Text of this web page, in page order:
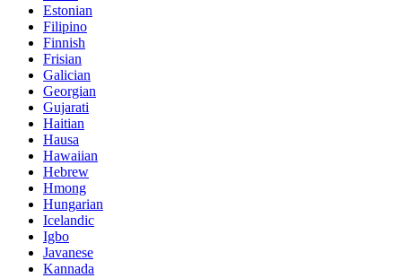
Estonian
Filipino
Finnish
Frisian
Galician
Georgian
Gujarati
Haitian
Hausa
Hawaiian
Hebrew
Hmong
Hungarian
Icelandic
Igbo
Javanese
Kannada